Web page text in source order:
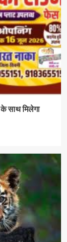
साथ मिलेगा